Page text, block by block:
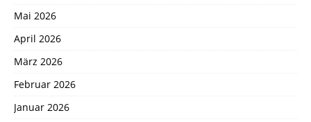
Mai 2026
April 2026
März 2026
Februar 2026
Januar 2026